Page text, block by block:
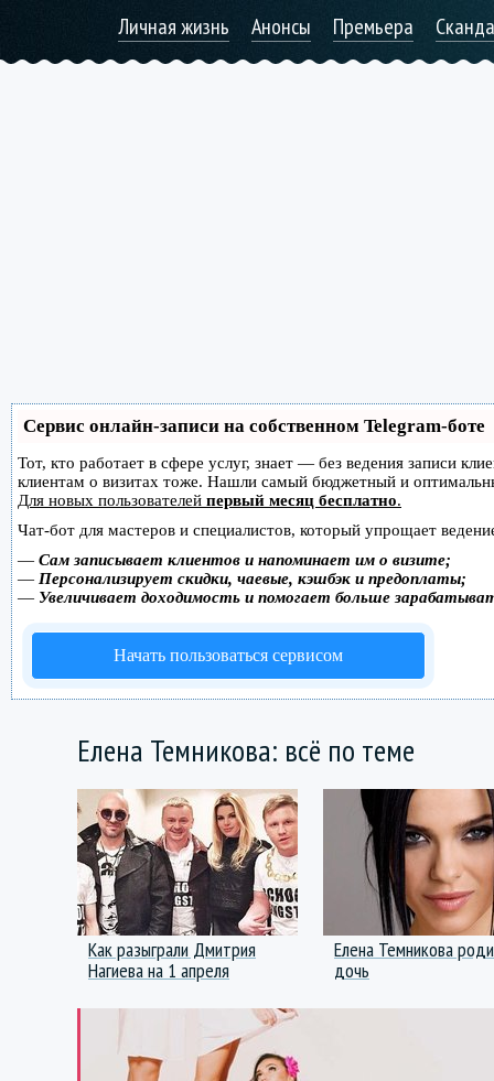
Личная жизнь Анонсы Премьера
Сервис онлайн-записи на собственном Telegram-боте
Тот, кто работает в сфере услуг, знает — без ведения записи
клиентам о визитах тоже. Нашли самый бюджетный и
Для новых пользователей первый месяц бесплатно.
Чат-бот для мастеров и специалистов, который упрощает
— Сам записывает клиентов и напоминает им о визите;
— Персонализирует скидки, чаевые, кэшбэк и предоплаты;
— Увеличивает доходимость и помогает больше
Начать пользоваться сервисом
Елена Темникова: всё по теме
Как разыграли Дмитрия
Нагиева на 1 апреля
Елена Темникова
дочь